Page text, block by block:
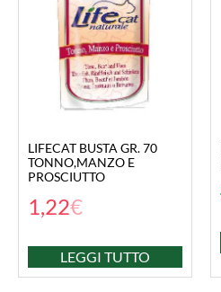
LIFECAT BUSTA GR. 70
TONNO,MANZO E
PROSCIUTTO
1,22€
LEGGI TUTTO